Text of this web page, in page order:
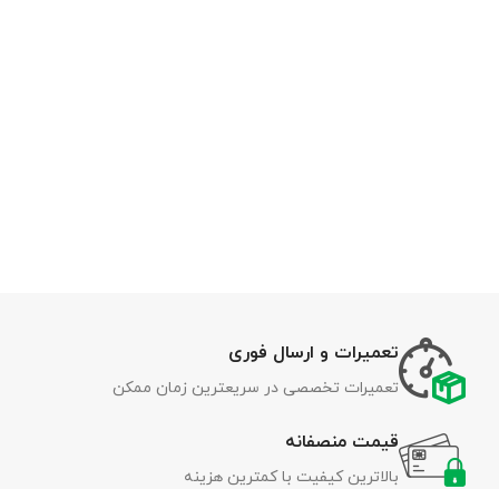
تعمیرات و ارسال فوری
تعمیرات تخصصی در سریعترین زمان ممکن
قیمت منصفانه
بالاترین کیفیت با کمترین هزینه